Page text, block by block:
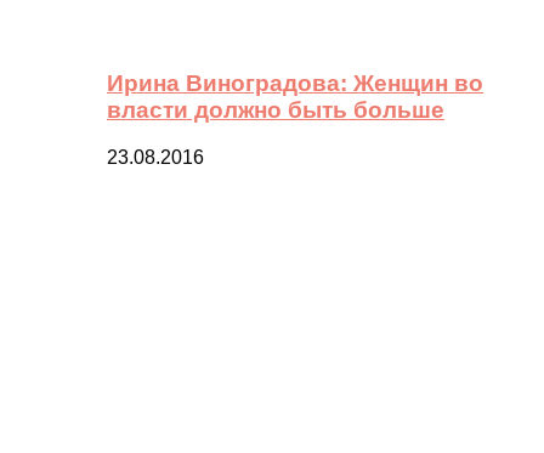
Ирина Виноградова: Женщин во
власти должно быть больше
23.08.2016